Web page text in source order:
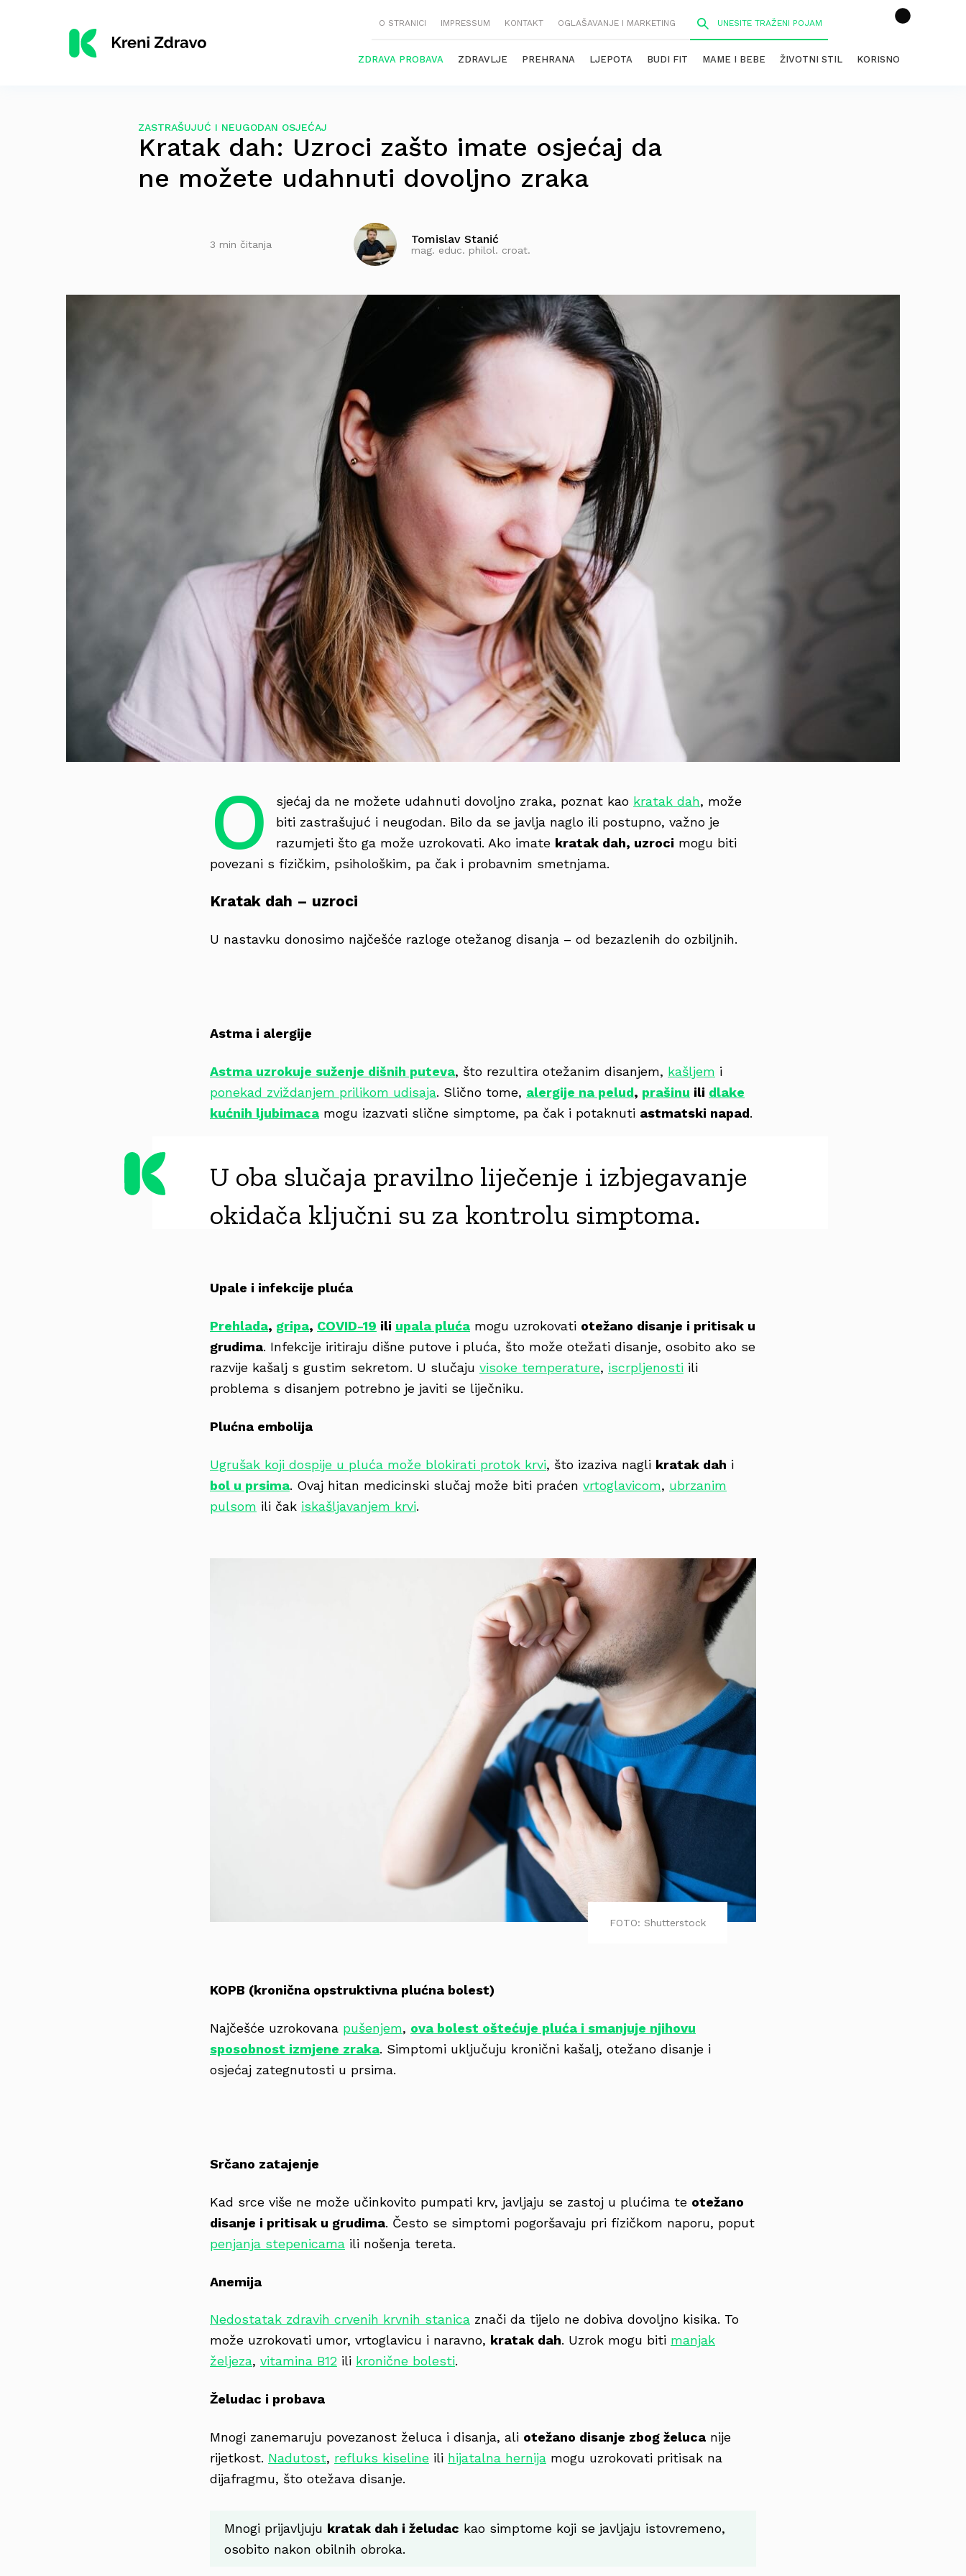
O STRANICI IMPRESSUM KONTAKT OGLAŠAVANJE I MARKETING
ZDRAVA PROBAVA ZDRAVLJE PREHRANA LJEPOTA BUDI FIT MAME I BEBE ŽIVOTNI STIL KORISNO
ZASTRAŠUJUĆ I NEUGODAN OSJEĆAJ
Kratak dah: Uzroci zašto imate osjećaj da
ne možete udahnuti dovoljno zraka
3 min čitanja Tomislav Stanić
mag. educ. philol. croat.
O sjećaj da ne možete udahnuti dovoljno zraka, poznat kao kratak dah, može
biti zastrašujuć i neugodan. Bilo da se javlja naglo ili postupno, važno je
razumjeti što ga može uzrokovati. Ako imate kratak dah, uzroci mogu biti
povezani s fizičkim, psihološkim, pa čak i probavnim smetnjama.
Kratak dah – uzroci
U nastavku donosimo najčešće razloge otežanog disanja – od bezazlenih do ozbiljnih.
Astma i alergije
Astma uzrokuje suženje dišnih puteva, što rezultira otežanim disanjem, kašljem i
ponekad zviždanjem prilikom udisaja. Slično tome, alergije na pelud, prašinu ili dlake
kućnih ljubimaca mogu izazvati slične simptome, pa čak i potaknuti astmatski napad.
U oba slučaja pravilno liječenje i izbjegavanje
okidača ključni su za kontrolu simptoma.
Upale i infekcije pluća
Prehlada, gripa, COVID-19 ili upala pluća mogu uzrokovati otežano disanje i pritisak u
grudima. Infekcije iritiraju dišne putove i pluća, što može otežati disanje, osobito ako se
razvije kašalj s gustim sekretom. U slučaju visoke temperature, iscrpljenosti ili
problema s disanjem potrebno je javiti se liječniku.
Plućna embolija
Ugrušak koji dospije u pluća može blokirati protok krvi, što izaziva nagli kratak dah i
bol u prsima. Ovaj hitan medicinski slučaj može biti praćen vrtoglavicom, ubrzanim
pulsom ili čak iskašljavanjem krvi.
FOTO: Shutterstock
KOPB (kronična opstruktivna plućna bolest)
Najčešće uzrokovana pušenjem, ova bolest oštećuje pluća i smanjuje njihovu
sposobnost izmjene zraka. Simptomi uključuju kronični kašalj, otežano disanje i
osjećaj zategnutosti u prsima.
Srčano zatajenje
Kad srce više ne može učinkovito pumpati krv, javljaju se zastoj u plućima te otežano
disanje i pritisak u grudima. Često se simptomi pogoršavaju pri fizičkom naporu, poput
penjanja stepenicama ili nošenja tereta.
Anemija
Nedostatak zdravih crvenih krvnih stanica znači da tijelo ne dobiva dovoljno kisika. To
može uzrokovati umor, vrtoglavicu i naravno, kratak dah. Uzrok mogu biti manjak
željeza, vitamina B12 ili kronične bolesti.
Želudac i probava
Mnogi zanemaruju povezanost želuca i disanja, ali otežano disanje zbog želuca nije
rijetkost. Nadutost, refluks kiseline ili hijatalna hernija mogu uzrokovati pritisak na
dijafragmu, što otežava disanje.
Mnogi prijavljuju kratak dah i želudac kao simptome koji se javljaju istovremeno,
osobito nakon obilnih obroka.